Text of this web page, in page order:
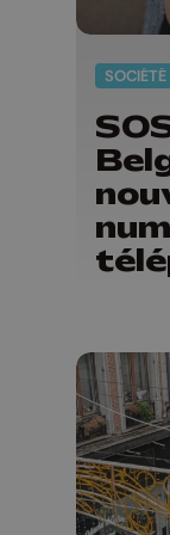
SOCIÉTÉ